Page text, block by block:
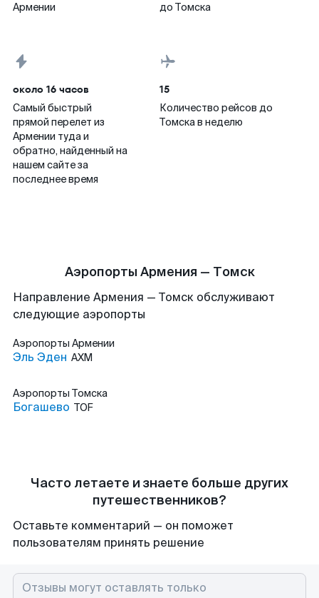
Армении
до Томска
около 16 часов
Самый быстрый
прямой перелет из
Армении туда и
обратно, найденный на
нашем сайте за
последнее время
15
Количество рейсов до
Томска в неделю
Аэропорты Армения — Томск
Направление Армения — Томск обслуживают
следующие аэропорты
Аэропорты Армении
Эль Эден AXM
Аэропорты Томска
Богашево TOF
Часто летаете и знаете больше других
путешественников?
Оставьте комментарий — он поможет
пользователям принять решение